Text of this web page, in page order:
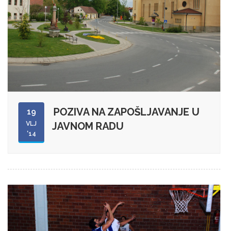
19
VLJ
'14
POZIVA NA ZAPOŠLJAVANJE U
JAVNOM RADU